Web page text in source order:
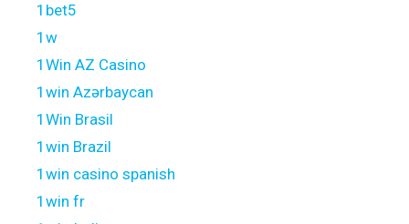
1bet5
1w
1Win AZ Casino
1win Azərbaycan
1Win Brasil
1win Brazil
1win casino spanish
1win fr